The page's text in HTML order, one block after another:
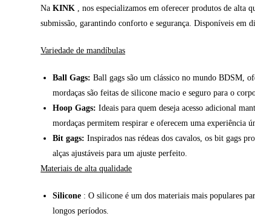
NaKINK , nos especializamos em oferecer produtos de alta
submissão, garantindo conforto e segurança. Disponíveis em
Variedade de mandíbulas
Ball Gags: Ball gags são um clássico no mundo BDSM,
mordaças são feitas de silicone macio e seguro para o
Hoop Gags: Ideais para quem deseja acesso adicional
mordaças permitem respirar e oferecem uma experiência
Bit gags: Inspirados nas rédeas dos cavalos, os bit gags
alças ajustáveis para um ajuste perfeito.
Materiais de alta qualidade
Silicone : O silicone é um dos materiais mais populares
longos períodos.